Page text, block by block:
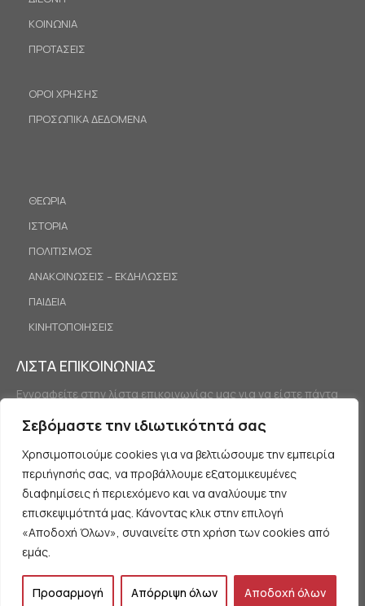
Σεβόμαστε την ιδιωτικότητά σας
Χρησιμοποιούμε cookies για να βελτιώσουμε την εμπειρία
περιήγησής σας, να προβάλλουμε εξατομικευμένες
διαφημίσεις ή περιεχόμενο και να αναλύουμε την
επισκεψιμότητά μας. Κάνοντας κλικ στην επιλογή
«Αποδοχή Όλων», συναινείτε στη χρήση των cookies από
εμάς.
Προσαρμογή Απόρριψη όλων Αποδοχή όλων
ΚΟΙΝΩΝΙΑ
ΠΡΟΤΑΣΕΙΣ
ΟΡΟΙ ΧΡΗΣΗΣ
ΠΡΟΣΩΠΙΚΑ ΔΕΔΟΜΕΝΑ
ΘΕΩΡΙΑ
ΙΣΤΟΡΙΑ
ΠΟΛΙΤΙΣΜΟΣ
ΑΝΑΚΟΙΝΩΣΕΙΣ – ΕΚΔΗΛΩΣΕΙΣ
ΠΑΙΔΕΙΑ
ΚΙΝΗΤΟΠΟΙΗΣΕΙΣ
ΛΙΣΤΑ ΕΠΙΚΟΙΝΩΝΙΑΣ
Εγγραφείτε στην λίστα επικοινωνίας μας για να είστε πάντα
Εγγραφή